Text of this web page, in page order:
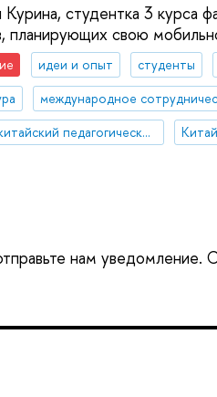
студентка 3 курса
планирующих свою
идеи и опыт студенты
международное
Восточно-китайский педагогический университет
Китай
нам уведомление.